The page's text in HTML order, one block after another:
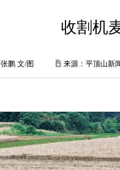
收割机
鹏 文/图 来源：平顶山新